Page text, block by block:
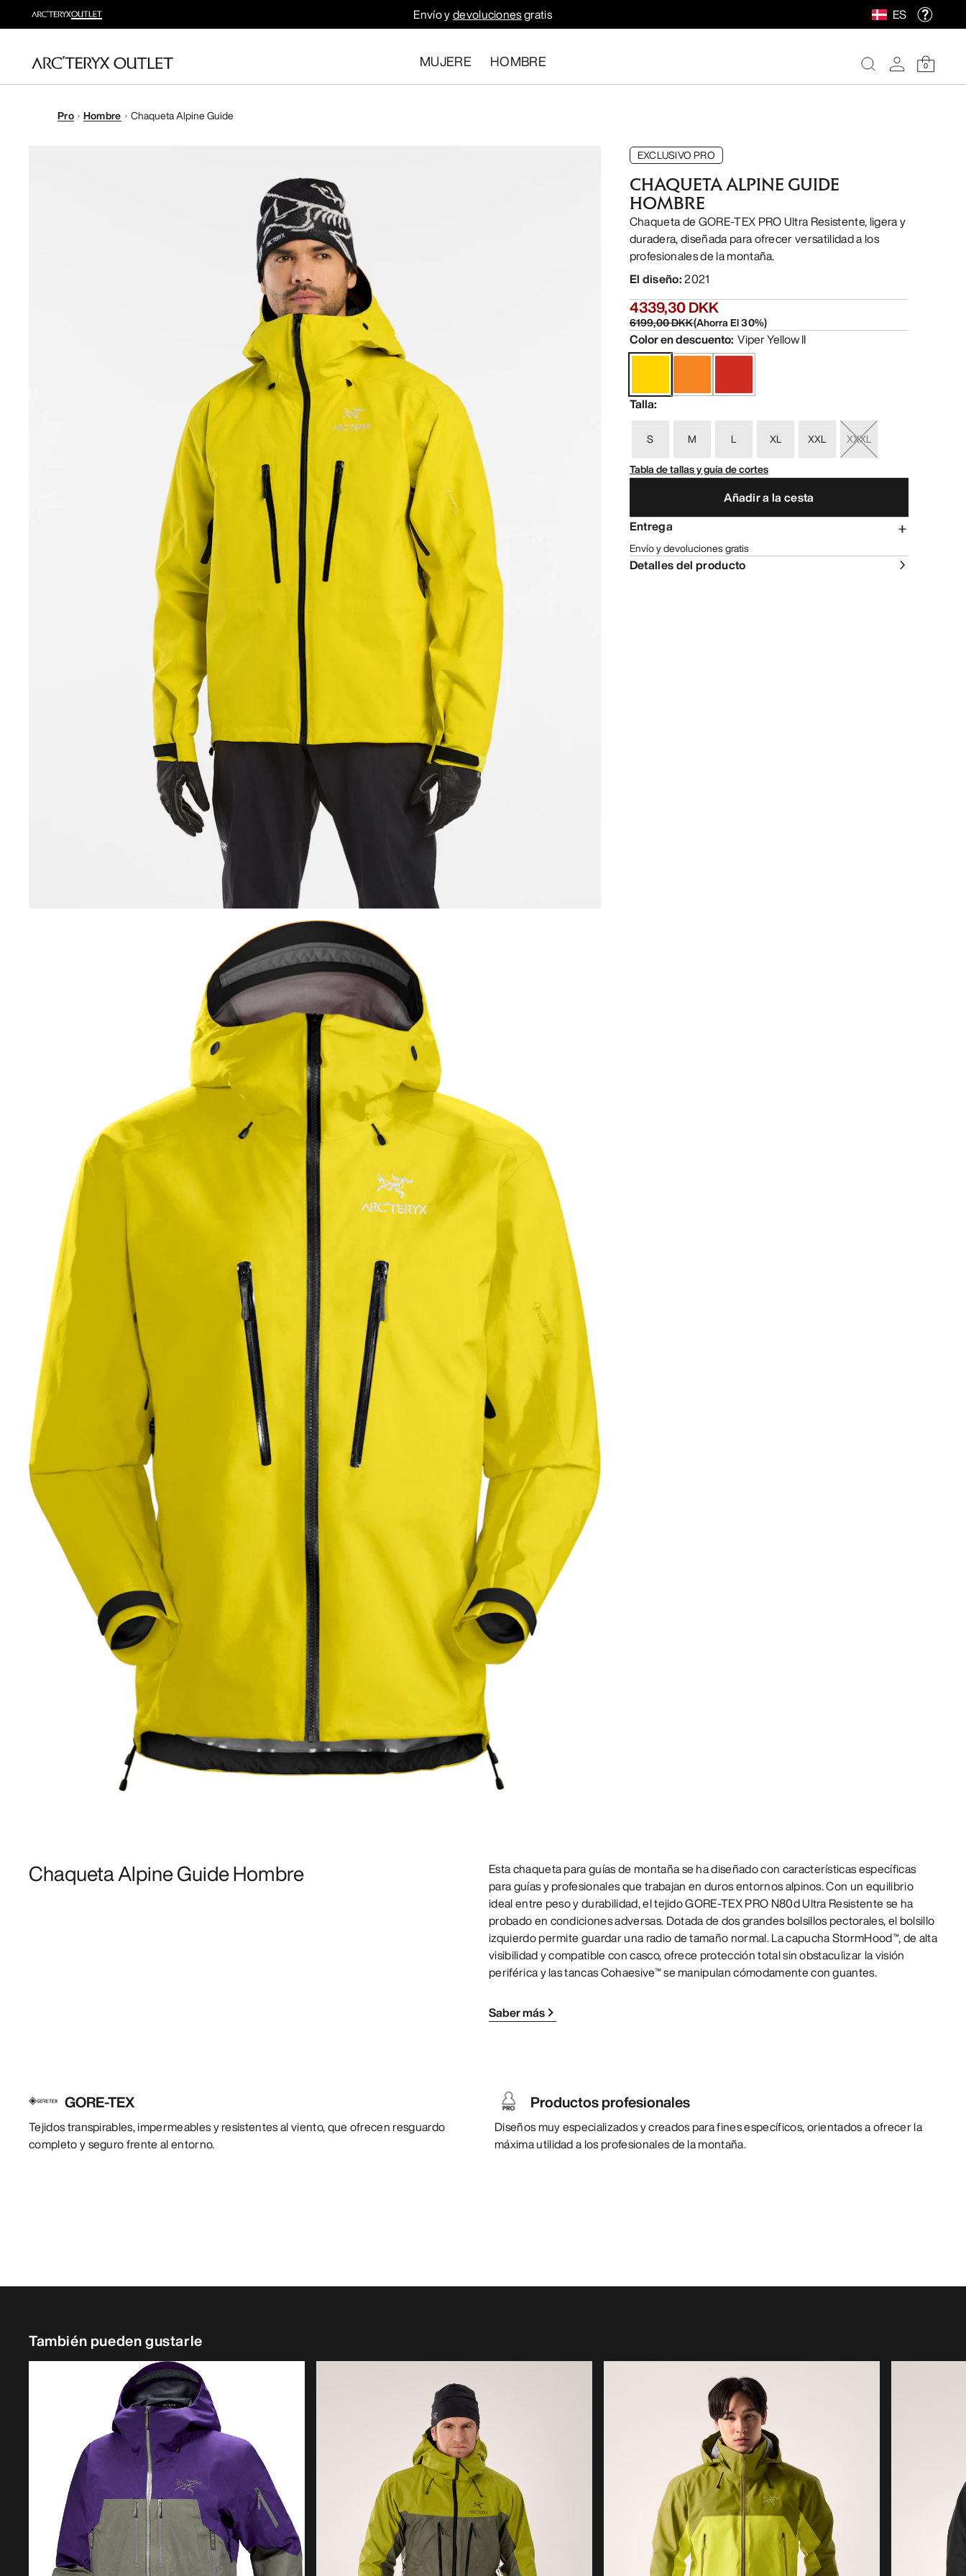
Envío ydevolucionesgratis ES
MUJERE HOMBRE 0
Pro Hombre Chaqueta Alpine Guide
EXCLUSIVO PRO
CHAQUETA ALPINE GUIDE
HOMBRE
Chaqueta de GORE-TEX PRO Ultra Resistente, ligera y
duradera, diseñada para ofrecer versatilidad a los
profesionales de la montaña.
El diseño:2021
4339,30 DKK
6199,00 DKK(Ahorra El30%)
Color en descuento: Viper Yellow II
Talla:
S M L XL XXL
XXXL
Tabla de tallas y guía de cortes
Añadir a la cesta
Entrega
Envío y devoluciones gratis
Detalles del producto
Chaqueta Alpine Guide Hombre
Esta chaqueta para guías de montaña se ha diseñado con características específicas
para guías y profesionales que trabajan en duros entornos alpinos. Con un equilibrio
ideal entre peso y durabilidad, el tejido GORE-TEX PRO N80d Ultra Resistente se ha
probado en condiciones adversas. Dotada de dos grandes bolsillos pectorales, el bolsillo
izquierdo permite guardar una radio de tamaño normal. La capucha StormHood™, de alta
visibilidad y compatible con casco, ofrece protección total sin obstaculizar la visión
periférica y las tancas Cohaesive™ se manipulan cómodamente con guantes.
Saber más
GORE-TEX
Tejidos transpirables, impermeables y resistentes al viento, que ofrecen resguardo
completo y seguro frente al entorno.
Productos profesionales
Diseños muy especializados y creados para fines específicos, orientados a ofrecer la
máxima utilidad a los profesionales de la montaña.
También pueden gustarle